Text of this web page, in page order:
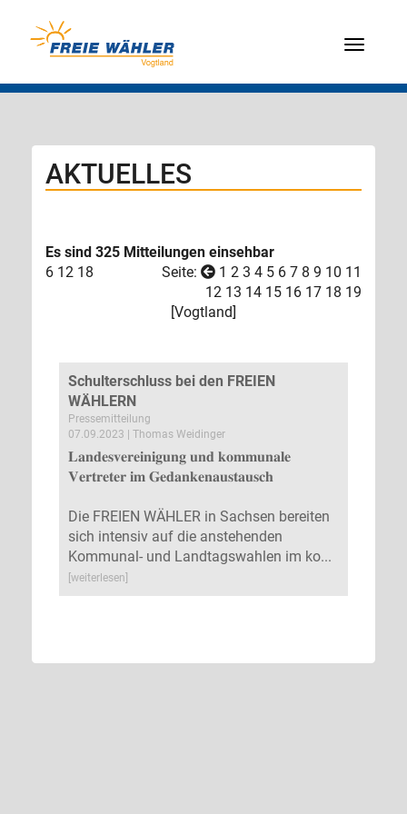
Menü
AKTUELLES
Es sind 325 Mitteilungen einsehbar
6 12 18 Seite: 1 2 3 4 5 6 7 8 9 10 11
12 13 14 15 16 17 18 19
[Vogtland]
Schulterschluss bei den FREIEN
WÄHLERN
Pressemitteilung
07.09.2023 | Thomas Weidinger
𝐋𝐚𝐧𝐝𝐞𝐬𝐯𝐞𝐫𝐞𝐢𝐧𝐢𝐠𝐮𝐧𝐠 𝐮𝐧𝐝 𝐤𝐨𝐦𝐦𝐮𝐧𝐚𝐥𝐞
𝐕𝐞𝐫𝐭𝐫𝐞𝐭𝐞𝐫 𝐢𝐦 𝐆𝐞𝐝𝐚𝐧𝐤𝐞𝐧𝐚𝐮𝐬𝐭𝐚𝐮𝐬𝐜𝐡
Die FREIEN WÄHLER in Sachsen bereiten
sich intensiv auf die anstehenden
Kommunal- und Landtagswahlen im ko...
[weiterlesen]